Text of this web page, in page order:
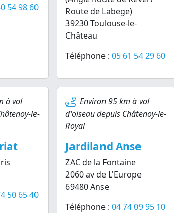
54 98 60
Route de Labege)
39230 Toulouse-le-
Château
Téléphone :05 61 54 29 60
à vol
le-
50 65 40
Environ 95 km à vol
d'oiseau depuis Châtenoy-le-
Royal
Jardiland Anse
ZAC de la Fontaine
2060 av de L'Europe
69480 Anse
Téléphone :04 74 09 95 10